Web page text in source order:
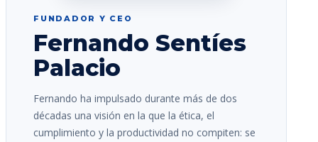
FUNDADOR Y CEO
Fernando Sentíes
Palacio
Fernando ha impulsado durante más de dos
décadas una visión en la que la ética, el
cumplimiento y la productividad no compiten: se